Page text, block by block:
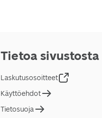
Tietoa sivustosta
Laskutusosoitteet
Käyttöehdot
Tietosuoja